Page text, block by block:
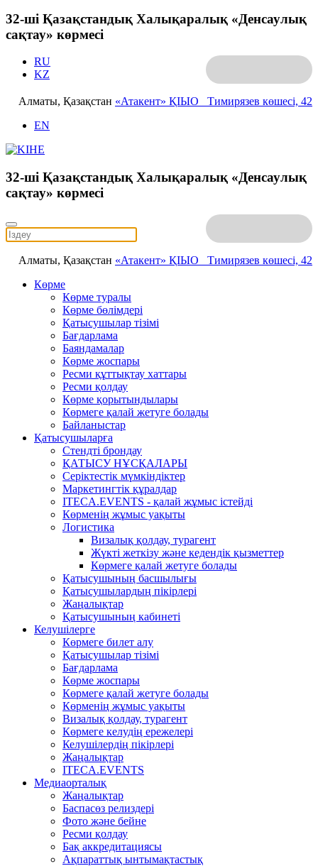
32-ші Қазақстандық Халықаралық «Денсаулық
сақтау» көрмесі
Алматы, Қазақстан «Атакент» ҚІЫО Тимирязев көшесі, 42
RU
KZ
EN
32-ші Қазақстандық Халықаралық «Денсаулық
сақтау» көрмесі
Алматы, Қазақстан «Атакент» ҚІЫО Тимирязев көшесі, 42
Көрме
Көрме туралы
Көрме бөлімдері
Қатысушылар тізімі
Бағдарлама
Баяндамалар
Көрме жоспары
Ресми құттықтау хаттары
Ресми қолдау
Көрме қорытындылары
Көрмеге қалай жетуге болады
Байланыстар
Қатысушыларға
Стендті брондау
ҚАТЫСУ НҰСҚАЛАРЫ
Серіктестік мүмкіндіктер
Маркетингтік құралдар
ITECA.EVENTS - қалай жұмыс істейді
Көрменің жұмыс уақыты
Логистика
Визалық қолдау, турагент
Жүкті жеткізу және кедендік қызметтер
Көрмеге қалай жетуге болады
Қатысушының басшылығы
Қатысушылардың пікірлері
Жаңалықтар
Қатысушының кабинеті
Келушілерге
Көрмеге билет алу
Қатысушылар тізімі
Бағдарлама
Көрме жоспары
Көрмеге қалай жетуге болады
Көрменің жұмыс уақыты
Визалық қолдау, турагент
Көрмеге келудің ережелері
Келушілердің пікірлері
Жаңалықтар
ITECA.EVENTS
Медиаорталық
Жаңалықтар
Баспасөз релиздері
Фото және бейне
Ресми қолдау
Бақ аккредитациясы
Ақпараттық ынтымақтастық